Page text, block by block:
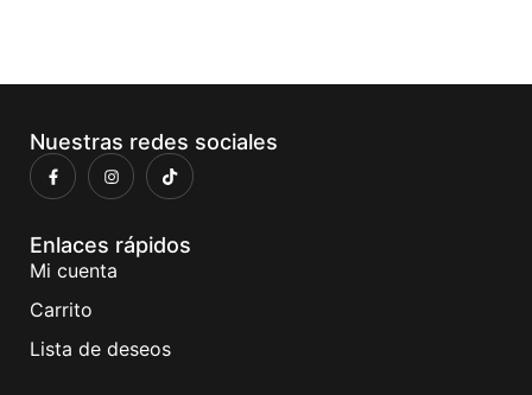
Nuestras redes sociales
Enlaces rápidos
Mi cuenta
Carrito
Lista de deseos